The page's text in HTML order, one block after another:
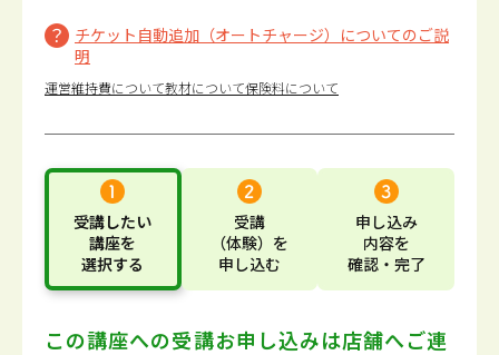
チケット自動追加（オートチャージ）についてのご説
明
運営維持費について教材について保険料について
受講したい
講座を
選択する
受講
（体験） を
申し込む
申し込み
内容を
確認・完了
この講座への受講お申し込みは店舗へご連